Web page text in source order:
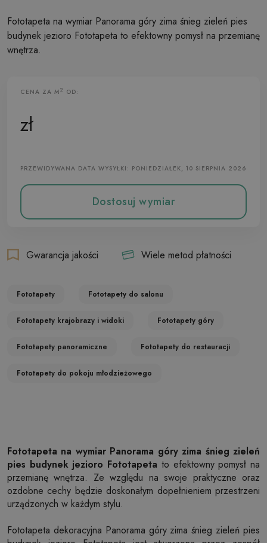
Fototapeta na wymiar Panorama góry zima śnieg zieleń pies
budynek jezioro Fototapeta to efektowny pomysł na przemianę
wnętrza.
CENA ZA M2 OD:
zł
PRZEWIDYWANA DATA WYSYŁKI: PONIEDZIAŁEK, 10 SIERPNIA 2026
Dostosuj wymiar
Gwarancja jakości Wiele metod płatności
Fototapety Fototapety do salonu
Fototapety krajobrazy i widoki Fototapety góry
Fototapety panoramiczne Fototapety do restauracji
Fototapety do pokoju młodzieżowego
Fototapeta na wymiar Panorama góry zima śnieg zieleń
pies budynek jezioro Fototapeta to efektowny pomysł na
przemianę wnętrza. Ze względu na swoje praktyczne oraz
ozdobne cechy będzie doskonałym dopełnieniem przestrzeni
urządzonych w każdym stylu.
Fototapeta dekoracyjna Panorama góry zima śnieg zieleń pies